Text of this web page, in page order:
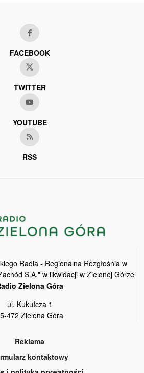
FACEBOOK
TWITTER
YOUTUBE
RSS
Radia - Regionalna Rozgłośnia w
S.A." w likwidacji w Zielonej Górze
Zielona Góra
ul. Kukułcza 1
472 Zielona Góra
Reklama
kontaktowy